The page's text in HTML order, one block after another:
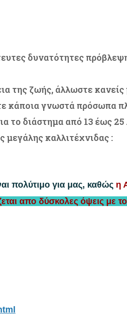
δυνατότητες
της ζωής, άλλωστε
γνωστά πρόσωπα
το διάστημα από 13 έως
καλλιτέχνιδας :
πολύτιμο για μας, καθώς η
απο δύσκολες όψεις με